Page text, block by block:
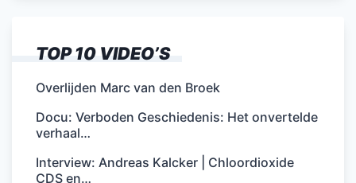
TOP 10 VIDEO’S
Overlijden Marc van den Broek
Docu: Verboden Geschiedenis: Het onvertelde
verhaal…
Interview: Andreas Kalcker | Chloordioxide
CDS en…